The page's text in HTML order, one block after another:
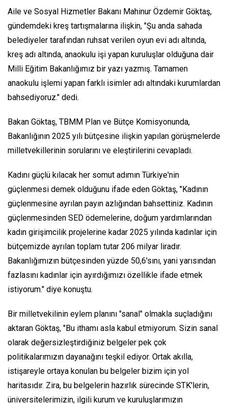
Aile ve Sosyal Hizmetler Bakanı Mahinur Özdemir Göktaş,
gündemdeki kreş tartışmalarına ilişkin, "Şu anda sahada
belediyeler tarafından ruhsat verilen oyun evi adı altında,
kreş adı altında, anaokulu işi yapan kuruluşlar olduğuna dair
Milli Eğitim Bakanlığımız bir yazı yazmış. Tamamen
anaokulu işlemi yapan farklı isimler adı altındaki kurumlardan
bahsediyoruz." dedi.
Bakan Göktaş, TBMM Plan ve Bütçe Komisyonunda,
Bakanlığının 2025 yılı bütçesine ilişkin yapılan görüşmelerde
milletvekillerinin sorularını ve eleştirilerini cevapladı.
Kadını güçlü kılacak her somut adımın Türkiye'nin
güçlenmesi demek olduğunu ifade eden Göktaş, "Kadının
güçlenmesine ayrılan payın azlığından bahsettiniz. Kadının
güçlenmesinden SED ödemelerine, doğum yardımlarından
kadın girişimcilik projelerine kadar 2025 yılında kadınlar için
bütçemizde ayrılan toplam tutar 206 milyar liradır.
Bakanlığımızın bütçesinden yüzde 50,6'sını, yani yarısından
fazlasını kadınlar için ayırdığımızı özellikle ifade etmek
istiyorum." diye konuştu.
Bir milletvekilinin eylem planını "sanal" olmakla suçladığını
aktaran Göktaş, "Bu ithamı asla kabul etmiyorum. Sizin sanal
olarak değersizleştirdiğiniz belgeler pek çok
politikalarımızın dayanağını teşkil ediyor. Ortak akılla,
istişareyle ortaya konulan bu belgeler bizim için yol
haritasıdır. Zira, bu belgelerin hazırlık sürecinde STK'lerin,
üniversitelerimizin, ilgili kurum ve kuruluşlarımızın